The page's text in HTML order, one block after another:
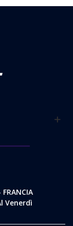
FRANCIA
Venerdì